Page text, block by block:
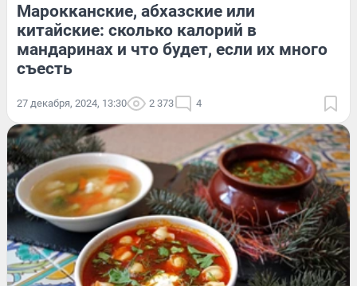
Марокканские, абхазские или
китайские: сколько калорий в
мандаринах и что будет, если их много
съесть
27 декабря, 2024, 13:30 2 373 4